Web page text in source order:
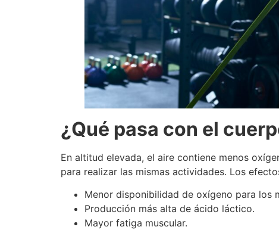
¿Qué pasa con el
En altitud elevada, el aire contiene menos
para realizar las mismas actividades. Los
Menor disponibilidad de oxígeno para los
Producción más alta de ácido láctico.
Mayor fatiga muscular.